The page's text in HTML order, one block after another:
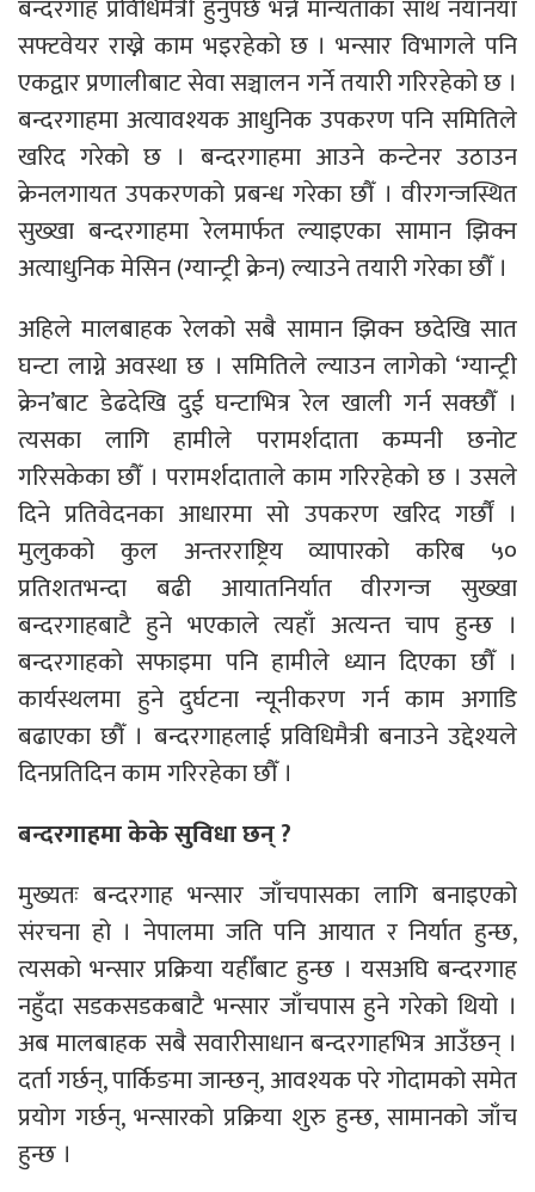
बन्दरगाह प्रविधिमैत्री हुनुपर्छ भन्ने मान्यताका साथ नयाँनयाँ
सफ्टवेयर राख्ने काम भइरहेको छ । भन्सार विभागले पनि
एकद्वार प्रणालीबाट सेवा सञ्चालन गर्ने तयारी गरिरहेको छ ।
बन्दरगाहमा अत्यावश्यक आधुनिक उपकरण पनि समितिले
खरिद गरेको छ । बन्दरगाहमा आउने कन्टेनर उठाउन
क्रेनलगायत उपकरणको प्रबन्ध गरेका छौँ । वीरगन्जस्थित
सुख्खा बन्दरगाहमा रेलमार्फत ल्याइएका सामान झिक्न
अत्याधुनिक मेसिन (ग्यान्ट्री क्रेन) ल्याउने तयारी गरेका छौँ ।
अहिले मालबाहक रेलको सबै सामान झिक्न छदेखि सात
घन्टा लाग्ने अवस्था छ । समितिले ल्याउन लागेको ‘ग्यान्ट्री
क्रेन’बाट डेढदेखि दुई घन्टाभित्र रेल खाली गर्न सक्छौँ ।
त्यसका लागि हामीले परामर्शदाता कम्पनी छनोट
गरिसकेका छौँ । परामर्शदाताले काम गरिरहेको छ । उसले
दिने प्रतिवेदनका आधारमा सो उपकरण खरिद गर्छौं ।
मुलुकको कुल अन्तरराष्ट्रिय व्यापारको करिब ५०
प्रतिशतभन्दा बढी आयातनिर्यात वीरगन्ज सुख्खा
बन्दरगाहबाटै हुने भएकाले त्यहाँ अत्यन्त चाप हुन्छ ।
बन्दरगाहको सफाइमा पनि हामीले ध्यान दिएका छौँ ।
कार्यस्थलमा हुने दुर्घटना न्यूनीकरण गर्न काम अगाडि
बढाएका छौँ । बन्दरगाहलाई प्रविधिमैत्री बनाउने उद्देश्यले
दिनप्रतिदिन काम गरिरहेका छौँ ।
बन्दरगाहमा केके सुविधा छन् ?
मुख्यतः बन्दरगाह भन्सार जाँचपासका लागि बनाइएको
संरचना हो । नेपालमा जति पनि आयात र निर्यात हुन्छ,
त्यसको भन्सार प्रक्रिया यहीँबाट हुन्छ । यसअघि बन्दरगाह
नहुँदा सडकसडकबाटै भन्सार जाँचपास हुने गरेको थियो ।
अब मालबाहक सबै सवारीसाधान बन्दरगाहभित्र आउँछन् ।
दर्ता गर्छन्, पार्किङमा जान्छन्, आवश्यक परे गोदामको समेत
प्रयोग गर्छन्, भन्सारको प्रक्रिया शुरु हुन्छ, सामानको जाँच
हुन्छ ।